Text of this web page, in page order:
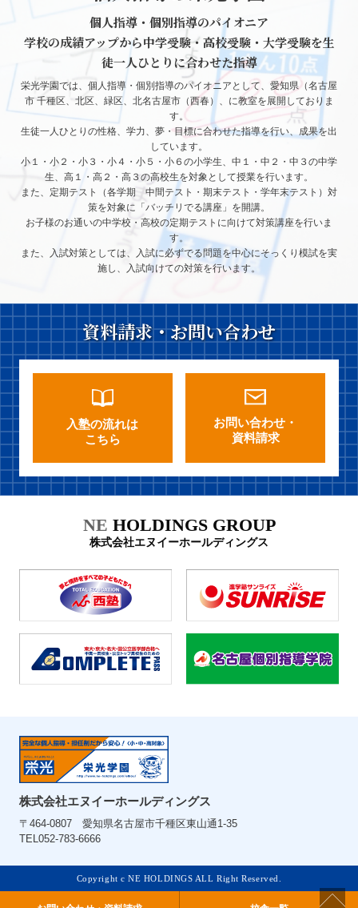
個人指導・個別指導のパイオニア
学校の成績アップから中学受験・高校受験・大学受験を生
徒一人ひとりに合わせた指導
栄光学園では、個人指導・個別指導のパイオニアとして、 愛知県（名古屋
市 千種区、北区、緑区、北名古屋市（西春）、
に教室を展開しておりま
す。
生徒一人ひとりの性格、学力、夢・目標に合わせた指導を行い、成果を出
しています。
小１・小２・小３・小４・小５・小６の小学生、中１・中２・中３の中学
生、高１・高２・高３の高校生を対象として授業を行います。
また、定期テスト（各学期 中間テスト・期末テスト・学年末テスト）対
策を対象に「バッチリでる講座」を開講。
お子様のお通いの中学校・高校の定期テストに向けて対策講座を行いま
す。
また、入試対策としては、入試に必ずでる問題を中心にそっくり模試を実
施し、入試向けての対策を行います。
資料請求・お問い合わせ
入塾の流れは
こちら
お問い合わせ・
資料請求
NE HOLDINGS GROUP
株式会社エヌイーホールディングス
株式会社エヌイーホールディングス
〒464-0807 愛知県名古屋市千種区東山通1-35
TEL052-783-6666
Copyright c NE HOLDINGS ALL Right Reserved.